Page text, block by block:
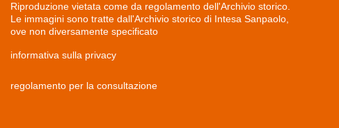
Riproduzione vietata come da regolamento dell'Archivio storico.
Le immagini sono tratte dall'Archivio storico di Intesa Sanpaolo,
ove non diversamente specificato
informativa sulla privacy
regolamento per la consultazione